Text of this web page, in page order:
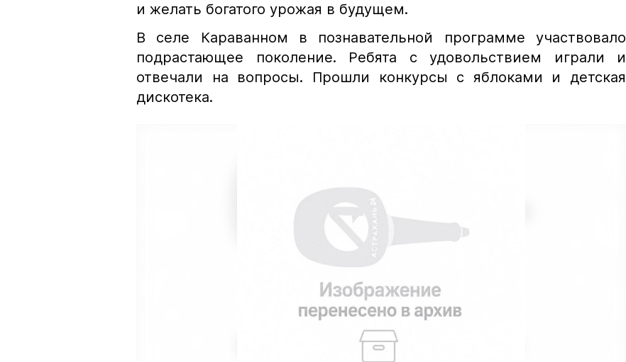
и желать богатого урожая в будущем.
В селе Караванном в познавательной программе участвовало
подрастающее поколение. Ребята с удовольствием играли и
отвечали на вопросы. Прошли конкурсы с яблоками и детская
дискотека.